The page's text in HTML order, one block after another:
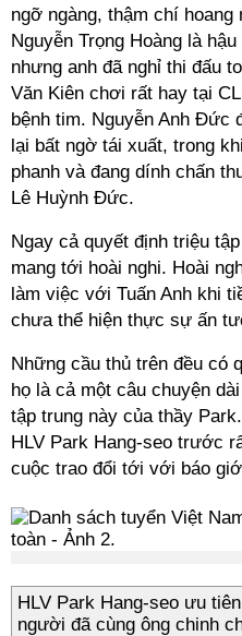
ngỡ ngàng, thậm chí
Nguyễn Trọng Hoàng là
nhưng anh đã nghỉ thi đấu
Văn Kiên chơi rất hay tại
bệnh tim. Nguyễn Anh Đức
lại bất ngờ tái xuất, trong
phanh và đang dính chấn
Lê Huỳnh Đức.
Ngay cả quyết định triệu
mang tới hoài nghi. Hoài
làm việc với Tuấn Anh khi
chưa thể hiện thực sự ấn
Những cầu thủ trên đều có
họ là cả một câu chuyện
tập trung này của thầy
HLV Park Hang-seo trước
cuộc trao đổi tới với báo
HLV Park Hang-seo ưu
người đã cùng ông chinh